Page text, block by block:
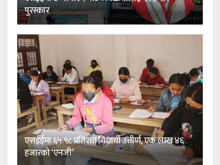
पुरस्कार
एसईईमा ६५.९८ प्रतिशत विद्यार्थी उत्तीर्ण, एक लाख ४६
हजारको ‘एनजी’